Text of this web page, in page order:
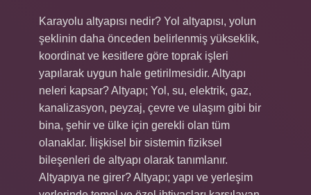
Karayolu altyapısı nedir? Yol altyapısı, yolun
şeklinin daha önceden belirlenmiş yükseklik,
koordinat ve kesitlere göre toprak işleri
yapılarak uygun hale getirilmesidir. Altyapı
neleri kapsar? Altyapı; Yol, su, elektrik, gaz,
kanalizasyon, peyzaj, çevre ve ulaşım gibi bir
bina, şehir ve ülke için gerekli olan tüm
olanaklar. İlişkisel bir sistemin fiziksel
bileşenleri de altyapı olarak tanımlanır.
Altyapıya ne girer? Altyapı; yapı ve yerleşim